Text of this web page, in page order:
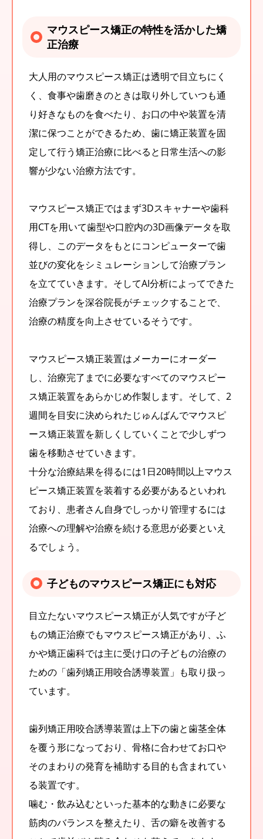
マウスピース矯正の特性を活かした矯
正治療
大人用のマウスピース矯正は透明で目立ちにく
く、食事や歯磨きのときは取り外していつも通
り好きなものを食べたり、お口の中や装置を清
潔に保つことができるため、歯に矯正装置を固
定して行う矯正治療に比べると日常生活への影
響が少ない治療方法です。
マウスピース矯正ではまず3Dスキャナーや歯科
用CTを用いて歯型や口腔内の3D画像データを取
得し、このデータをもとにコンピューターで歯
並びの変化をシミュレーションして治療プラン
を立てていきます。そしてAI分析によってできた
治療プランを深谷院長がチェックすることで、
治療の精度を向上させているそうです。
マウスピース矯正装置はメーカーにオーダー
し、治療完了までに必要なすべてのマウスピー
ス矯正装置をあらかじめ作製します。そして、2
週間を目安に決められたじゅんばんでマウスピ
ース矯正装置を新しくしていくことで少しずつ
歯を移動させていきます。
十分な治療結果を得るには1日20時間以上マウス
ピース矯正装置を装着する必要があるといわれ
ており、患者さん自身でしっかり管理するには
治療への理解や治療を続ける意思が必要といえ
るでしょう。
子どものマウスピース矯正にも対応
目立たないマウスピース矯正が人気ですが子ど
もの矯正治療でもマウスピース矯正があり、ふ
かや矯正歯科では主に受け口の子どもの治療の
ための「歯列矯正用咬合誘導装置」も取り扱っ
ています。
歯列矯正用咬合誘導装置は上下の歯と歯茎全体
を覆う形になっており、骨格に合わせてお口や
そのまわりの発育を補助する目的も含まれてい
る装置です。
噛む・飲み込むといった基本的な動きに必要な
筋肉のバランスを整えたり、舌の癖を改善する